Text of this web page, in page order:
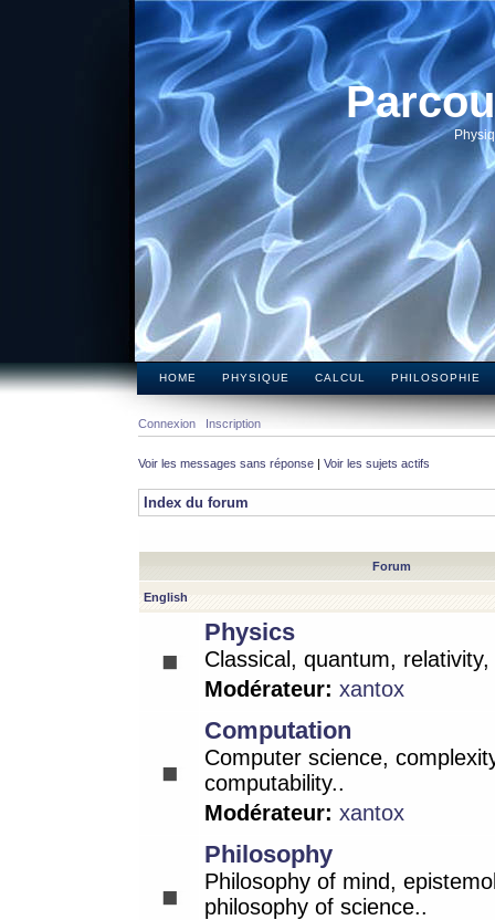
HOME PHYSIQUE CALCUL PHILOSOPHIE
Connexion Inscription
Voir les messages sans réponse | Voir les sujets actifs
Index du forum
Forum
English
Physics
Classical, quantum,
Modérateur: xantox
Computation
Computer science,
computability..
Modérateur: xantox
Philosophy
Philosophy of mind,
philosophy of science..